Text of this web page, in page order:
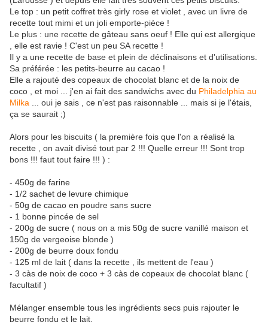
Le top : un petit coffret très girly rose et violet , avec un livre de
recette tout mimi et un joli emporte-pièce !
Le plus : une recette de gâteau sans oeuf ! Elle qui est allergique
, elle est ravie ! C'est un peu SA recette !
Il y a une recette de base et plein de déclinaisons et d'utilisations.
Sa préférée : les petits-beurre au cacao !
Elle a rajouté des copeaux de chocolat blanc et de la noix de
coco , et moi ... j'en ai fait des sandwichs avec du Philadelphia au
Milka ... oui je sais , ce n'est pas raisonnable ... mais si je l'étais,
ça se saurait ;)
Alors pour les biscuits ( la première fois que l'on a réalisé la
recette , on avait divisé tout par 2 !!! Quelle erreur !!! Sont trop
bons !!! faut tout faire !!! ) :
- 450g de farine
- 1/2 sachet de levure chimique
- 50g de cacao en poudre sans sucre
- 1 bonne pincée de sel
- 200g de sucre ( nous on a mis 50g de sucre vanillé maison et
150g de vergeoise blonde )
- 200g de beurre doux fondu
- 125 ml de lait ( dans la recette , ils mettent de l'eau )
- 3 càs de noix de coco + 3 càs de copeaux de chocolat blanc (
facultatif )
Mélanger ensemble tous les ingrédients secs puis rajouter le
beurre fondu et le lait.